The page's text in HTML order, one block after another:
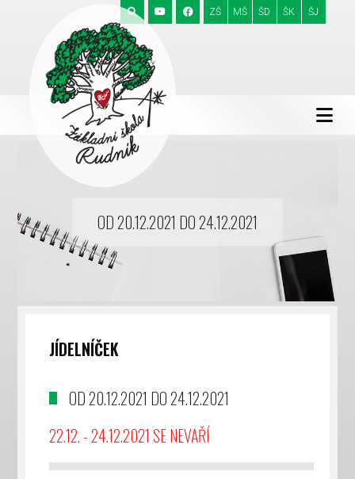
ZŠ MŠ ŠD ŠK ŠJ
OD 20.12.2021 DO 24.12.2021
JÍDELNÍČEK
OD 20.12.2021 DO 24.12.2021
22.12. - 24.12.2021 SE NEVAŘÍ